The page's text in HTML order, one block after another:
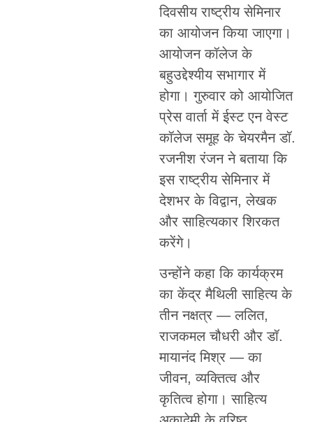
दिवसीय राष्ट्रीय सेमिनार
का आयोजन किया जाएगा।
आयोजन कॉलेज के
बहुउद्देश्यीय सभागार में
होगा। गुरुवार को आयोजित
प्रेस वार्ता में ईस्ट एन वेस्ट
कॉलेज समूह के चेयरमैन डॉ.
रजनीश रंजन ने बताया कि
इस राष्ट्रीय सेमिनार में
देशभर के विद्वान, लेखक
और साहित्यकार शिरकत
करेंगे।
उन्होंने कहा कि कार्यक्रम
का केंद्र मैथिली साहित्य के
तीन नक्षत्र — ललित,
राजकमल चौधरी और डॉ.
मायानंद मिश्र — का
जीवन, व्यक्तित्व और
कृतित्व होगा। साहित्य